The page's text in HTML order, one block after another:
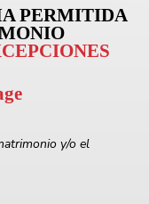
PERMITIDA
y/o el